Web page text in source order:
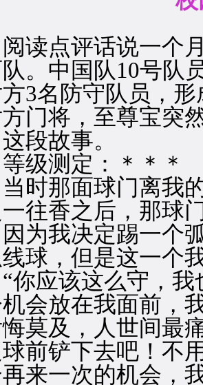
点评话说一个月
队。中国队10号队
3名防守队员，
门将，至尊宝突
段故事。
测定：＊＊＊
那面球门离我的
往香之后，那球
为我决定踢一个
线球，但是这一
应该这么守，我
会放在我面前，
莫及，人世间最
前铲下去吧！不
来一次的机会，